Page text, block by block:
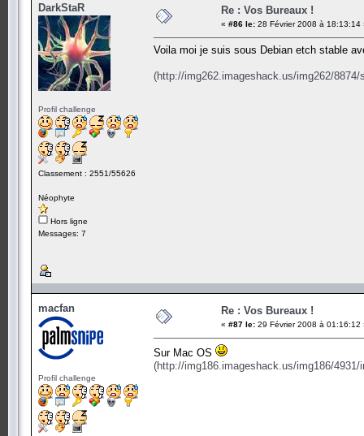
DarkStaR
Profil challenge
Classement : 2551/55626
Néophyte
Hors ligne
Messages: 7
Re : Vos Bureaux !
« #86 le: 28 Février 2008 à 18:13:14
Voila moi je suis sous Debian etch stable
(http://img262.imageshack.us/img262/8874/
macfan
Profil challenge
Re : Vos Bureaux !
« #87 le: 29 Février 2008 à 01:16:12
Sur Mac OS
(http://img186.imageshack.us/img186/4931/